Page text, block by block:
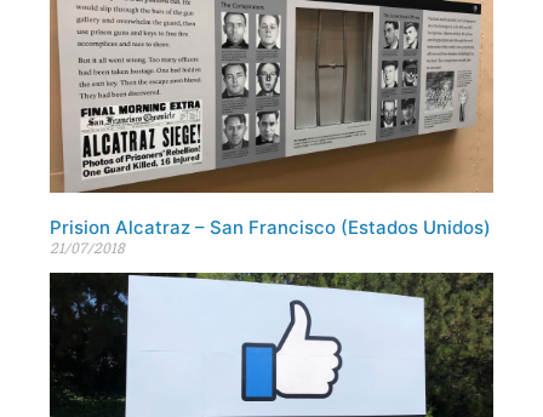
Prision Alcatraz – San Francisco (Estados Unidos)
21/07/2018